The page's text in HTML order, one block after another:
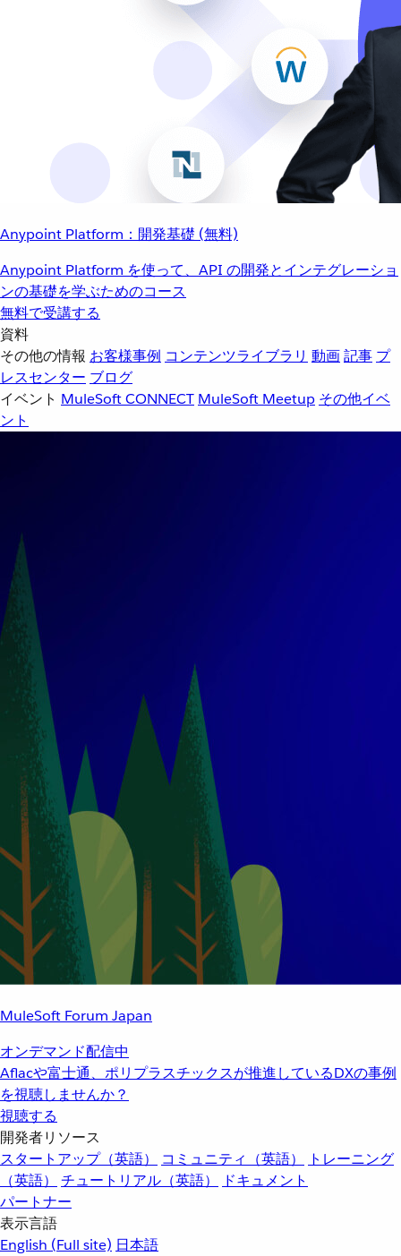
Anypoint Platform：開発基礎 (無料)
Anypoint Platform を使って、API の開発とインテグレーショ
ンの基礎を学ぶためのコース
無料で受講する
資料
その他の情報 お客様事例 コンテンツライブラリ 動画記事 プ
レスセンター ブログ
イベント MuleSoft CONNECT MuleSoft Meetup その他イベ
ント
MuleSoft Forum Japan
オンデマンド配信中
Aflacや富士通、ポリプラスチックスが推進しているDXの事例
を視聴しませんか？
視聴する
開発者リソース
スタートアップ（英語）
コミュニティ（英語）
トレーニング
（英語）
チュートリアル（英語）
ドキュメント
パートナー
表示言語
English (Full site) 日本語